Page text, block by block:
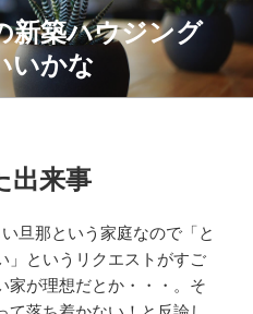
新築ハウジング
いかな
出来事
旦那という家庭なので「と
」というリクエストがすご
家が理想だとか・・・。そ